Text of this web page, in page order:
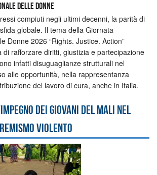
delle Donne
compiuti negli ultimi decenni, la parità di
globale. Il tema della Giornata
Donne 2026 “Rights. Justice. Action”
di rafforzare diritti, giustizia e partecipazione
infatti disuguaglianze strutturali nel
alle opportunità, nella rappresentanza
del lavoro di cura, anche in Italia.
dei giovani del Mali nel
violento